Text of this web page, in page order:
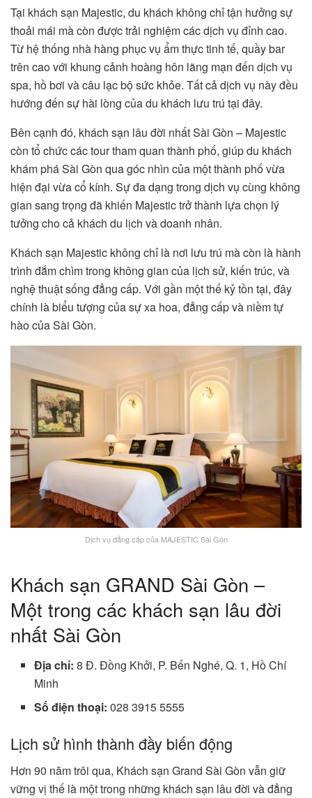
Tại khách sạn Majestic, du khách không chỉ tận hưởng sự
thoải mái mà còn được trải nghiệm các dịch vụ đỉnh cao.
Từ hệ thống nhà hàng phục vụ ẩm thực tinh tế, quầy bar
trên cao với khung cảnh hoàng hôn lãng mạn đến dịch vụ
spa, hồ bơi và câu lạc bộ sức khỏe. Tất cả dịch vụ này đều
hướng đến sự hài lòng của du khách lưu trú tại đây.
Bên cạnh đó, khách sạn lâu đời nhất Sài Gòn – Majestic
còn tổ chức các tour tham quan thành phố, giúp du khách
khám phá Sài Gòn qua góc nhìn của một thành phố vừa
hiện đại vừa cổ kính. Sự đa dạng trong dịch vụ cùng không
gian sang trọng đã khiến Majestic trở thành lựa chọn lý
tưởng cho cả khách du lịch và doanh nhân.
Khách sạn Majestic không chỉ là nơi lưu trú mà còn là hành
trình đắm chìm trong không gian của lịch sử, kiến trúc, và
nghệ thuật sống đẳng cấp. Với gần một thế kỷ tồn tại, đây
chính là biểu tượng của sự xa hoa, đẳng cấp và niềm tự
hào của Sài Gòn.
Dịch vụ đẳng cấp của MAJESTIC Sài Gòn
Khách sạn GRAND Sài Gòn –
Một trong các khách sạn lâu đời
nhất Sài Gòn
Địa chỉ:8 Đ. Đồng Khởi, P. Bến Nghé, Q. 1, Hồ Chí
Minh
Số điện thoại: 028 3915 5555
Lịch sử hình thành đầy biến động
Hơn 90 năm trôi qua, Khách sạn Grand Sài Gòn vẫn giữ
vững vị thế là một trong những khách sạn lâu đời và đẳng